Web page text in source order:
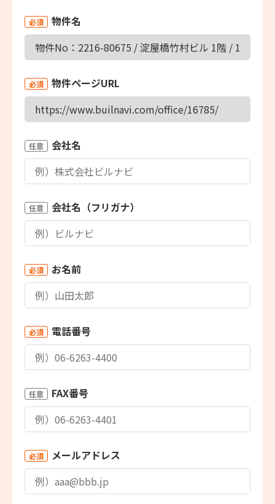
必須 物件名
必須 物件ページURL
任意 会社名
任意 会社名（フリガナ）
必須 お名前
必須 電話番号
任意 FAX番号
必須 メールアドレス